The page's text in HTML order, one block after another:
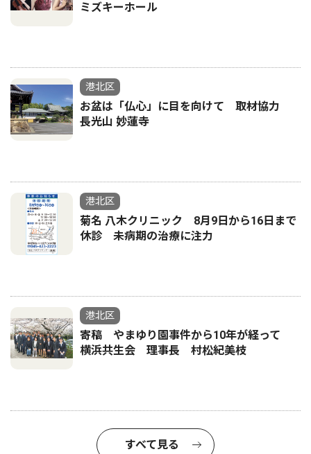
ミズキーホール
港北区
お盆は「仏心」に目を向けて 取材協力
長光山 妙蓮寺
港北区
菊名 八木クリニック 8月9日から16日まで
休診 未病期の治療に注力
港北区
寄稿 やまゆり園事件から10年が経って
横浜共生会 理事長 村松紀美枝
すべて見る